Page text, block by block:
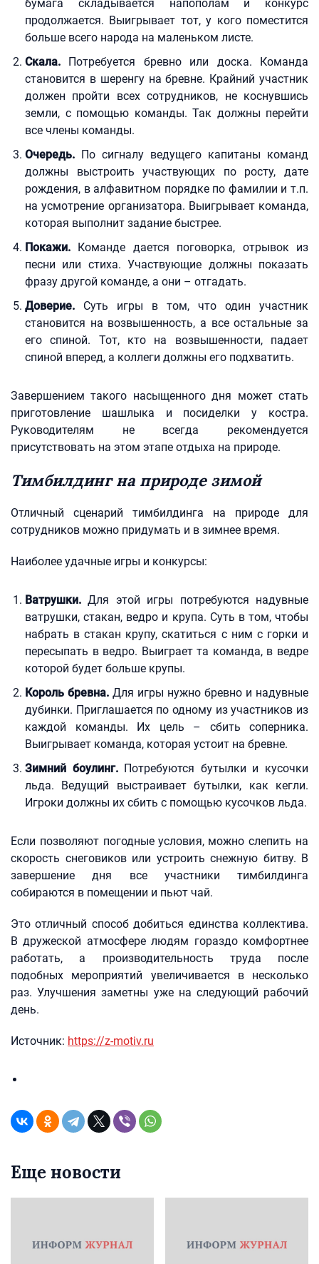
бумага складывается напополам и конкурс
продолжается. Выигрывает тот, у кого поместится
больше всего народа на маленьком листе.
Скала. Потребуется бревно или доска. Команда
становится в шеренгу на бревне. Крайний участник
должен пройти всех сотрудников, не коснувшись
земли, с помощью команды. Так должны перейти
все члены команды.
Очередь. По сигналу ведущего капитаны команд
должны выстроить участвующих по росту, дате
рождения, в алфавитном порядке по фамилии и т.п.
на усмотрение организатора. Выигрывает команда,
которая выполнит задание быстрее.
Покажи. Команде дается поговорка, отрывок из
песни или стиха. Участвующие должны показать
фразу другой команде, а они – отгадать.
Доверие. Суть игры в том, что один участник
становится на возвышенность, а все остальные за
его спиной. Тот, кто на возвышенности, падает
спиной вперед, а коллеги должны его подхватить.
Завершением такого насыщенного дня может стать
приготовление шашлыка и посиделки у костра.
Руководителям не всегда рекомендуется
присутствовать на этом этапе отдыха на природе.
Тимбилдинг на природе зимой
Отличный сценарий тимбилдинга на природе для
сотрудников можно придумать и в зимнее время.
Наиболее удачные игры и конкурсы:
Ватрушки. Для этой игры потребуются надувные
ватрушки, стакан, ведро и крупа. Суть в том, чтобы
набрать в стакан крупу, скатиться с ним с горки и
пересыпать в ведро. Выиграет та команда, в ведре
которой будет больше крупы.
Король бревна. Для игры нужно бревно и надувные
дубинки. Приглашается по одному из участников из
каждой команды. Их цель – сбить соперника.
Выигрывает команда, которая устоит на бревне.
Зимний боулинг.Потребуются бутылки и кусочки
льда. Ведущий выстраивает бутылки, как кегли.
Игроки должны их сбить с помощью кусочков льда.
Если позволяют погодные условия, можно слепить на
скорость снеговиков или устроить снежную битву. В
завершение дня все участники тимбилдинга
собираются в помещении и пьют чай.
Это отличный способ добиться единства коллектива.
В дружеской атмосфере людям гораздо комфортнее
работать, а производительность труда после
подобных мероприятий увеличивается в несколько
раз. Улучшения заметны уже на следующий рабочий
день.
Источник: https://z-motiv.ru
Еще новости